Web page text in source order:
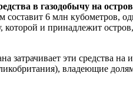
в газодобычу на
6 млн кубометров,
и принадлежит
эти средства на
владеющие